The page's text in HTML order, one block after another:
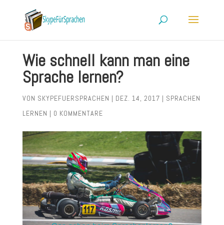
Wie schnell kann man eine
Sprache lernen?
VON SKYPEFUERSPRACHEN | DEZ. 14, 2017 | SPRACHEN
LERNEN | 0 KOMMENTARE